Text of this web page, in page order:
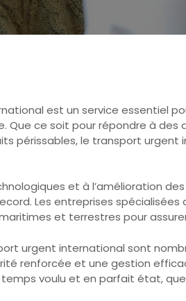
est un service essentiel
Que ce soit pour répondre à
périssables, le transport
et à l’amélioration
Les entreprises
et terrestres pour
urgent international sont
renforcée et une gestion
voulu et en parfait état,